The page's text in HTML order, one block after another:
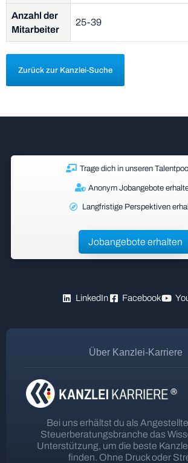
Anzahl der
Mitarbeiter
25-39
Zurück zur Kanzlei-Suche
Trage dich in unseren
Anonym Jobangebote
Langfristige Perspektiven
Jobangebote erhalten
LinkedIn Facebook
Über Kanzlei-Karriere
Bei uns erhältst du als
Steuerberatungsbranche das
Unterstützung, um die beste
finden. Ohne Druck oder